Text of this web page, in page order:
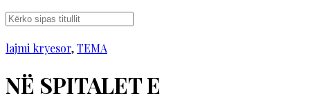
lajmi kryesor,TEMA
NË SPITALET E